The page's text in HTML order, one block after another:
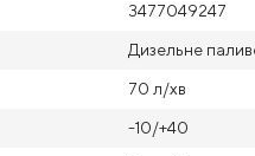
3477049247
Дизельне
70 л/хв
-10/+40